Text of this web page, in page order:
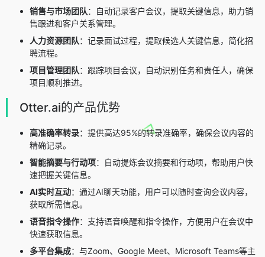
销售与市场团队：自动记录客户会议，提取关键信息，助力销
售跟进和客户关系管理。
人力资源团队：记录面试过程，提取候选人关键信息，简化招
聘流程。
项目管理团队：跟踪项目会议，自动识别任务和责任人，确保
项目顺利推进。
Otter.ai的产品优势
高准确率转录：提供高达95%的转录准确率，确保会议内容的
精确记录。
智能摘要与行动项：自动提炼会议摘要和行动项，帮助用户快
速把握关键信息。
AI实时互动：通过AI聊天功能，用户可以随时查询会议内容，
获取所需信息。
语音指令操作：支持语音唤醒和指令操作，方便用户在会议中
快速获取信息。
多平台集成：与Zoom、Google Meet、Microsoft Teams等主